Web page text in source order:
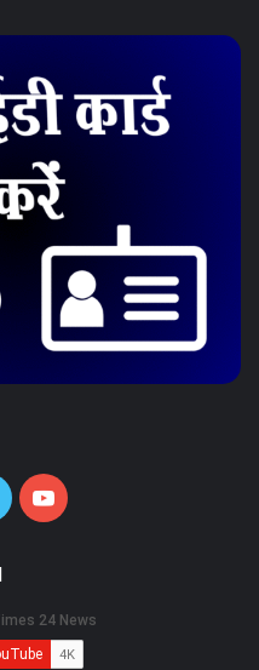
TwitterYouTube